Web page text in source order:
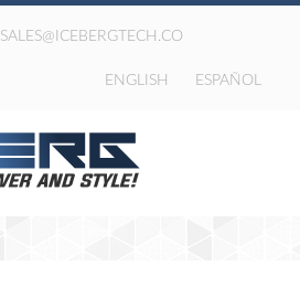
SALES@ICEBERGTECH.CO
ENGLISH ESPAÑOL